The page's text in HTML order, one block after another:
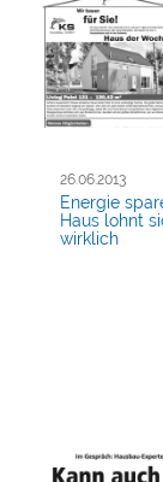
26.06.2013
Energie
Haus lohnt
wirklich